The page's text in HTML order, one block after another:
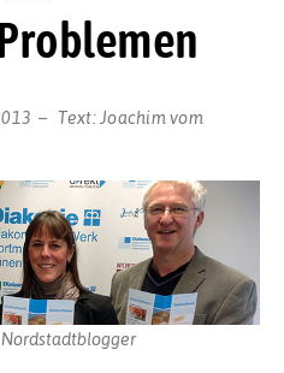
Text: Joachim vom